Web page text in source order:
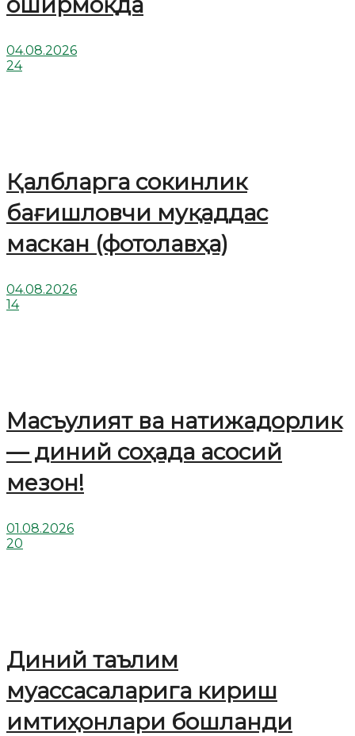
04.08.2026
24
Қалбларга сокинлик
бағишловчи муқаддас
маскан (фотолавҳа)
04.08.2026
14
Масъулият ва натижадорлик
— диний соҳада асосий
мезон!
01.08.2026
20
Диний таълим
муассасаларига кириш
имтиҳонлари бошланди